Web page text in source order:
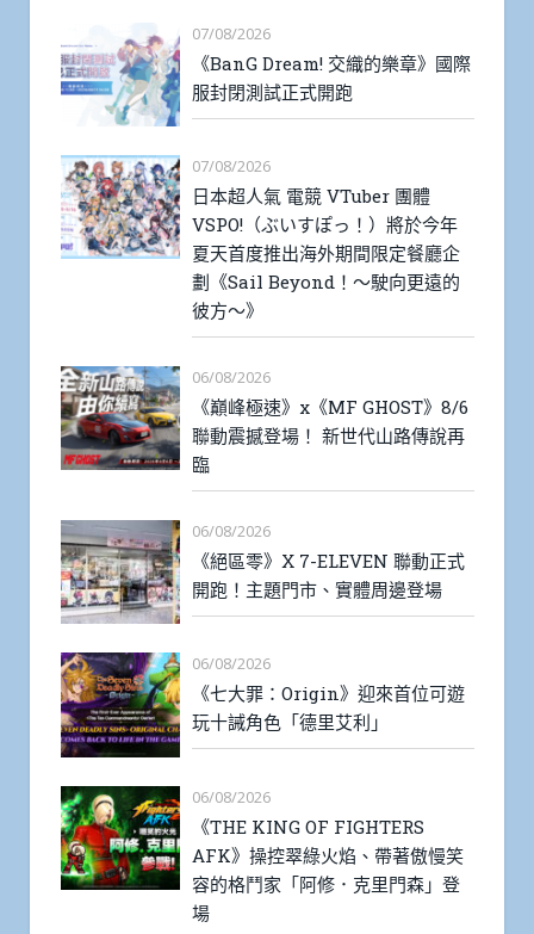
07/08/2026
《BanG Dream! 交織的樂章》國際
服封閉測試正式開跑
07/08/2026
日本超人氣 電競 VTuber 團體
VSPO!（ぶいすぽっ！）將於今年
夏天首度推出海外期間限定餐廳企
劃《Sail Beyond！～駛向更遠的
彼方～》
06/08/2026
《巔峰極速》x《MF GHOST》8/6
聯動震撼登場！ 新世代山路傳說再
臨
06/08/2026
《絕區零》X 7-ELEVEN 聯動正式
開跑！主題門市、實體周邊登場
06/08/2026
《七大罪：Origin》迎來首位可遊
玩十誡角色「德里艾利」
06/08/2026
《THE KING OF FIGHTERS
AFK》操控翠綠火焰、帶著傲慢笑
容的格鬥家「阿修．克里門森」登
場